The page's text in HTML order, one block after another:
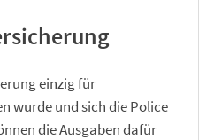
einzig für
wurde und sich die Police
die Ausgaben dafür